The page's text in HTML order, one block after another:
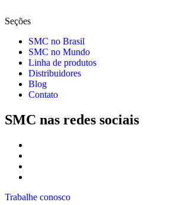
Seções
SMC no Brasil
SMC no Mundo
Linha de produtos
Distribuidores
Blog
Contato
SMC nas redes sociais
Trabalhe conosco